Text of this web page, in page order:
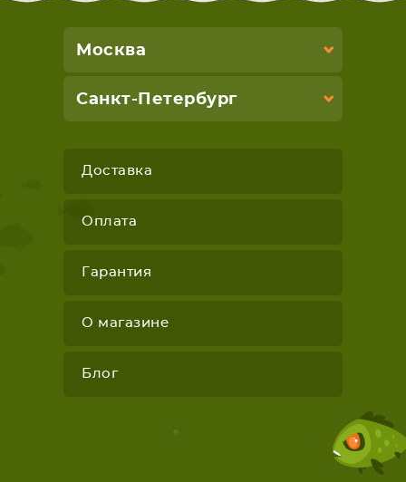
Москва
Санкт-Петербург
Доставка
Оплата
Гарантия
О магазине
Блог